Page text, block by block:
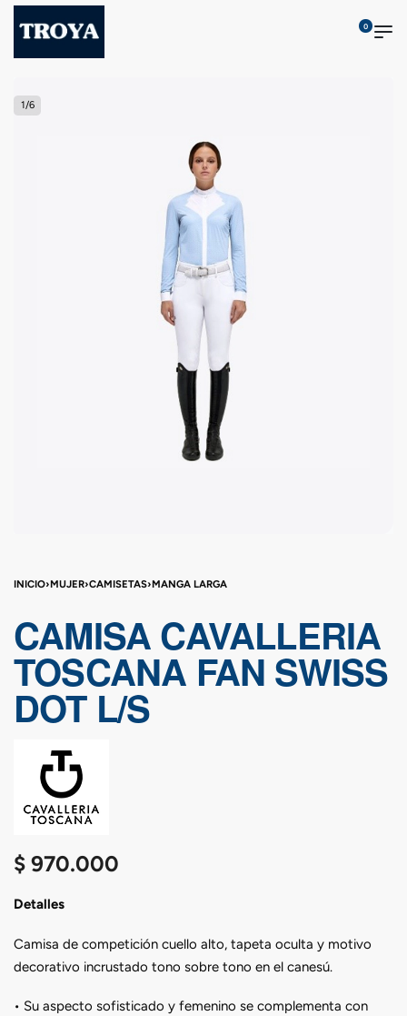
0
1/6
INICIO›MUJER›CAMISETAS›MANGA LARGA
CAMISA CAVALLERIA
TOSCANA FAN SWISS
DOT L/S
$ 970.000
Detalles
Camisa de competición cuello alto, tapeta oculta y motivo
decorativo incrustado tono sobre tono en el canesú.
• Su aspecto sofisticado y femenino se complementa con